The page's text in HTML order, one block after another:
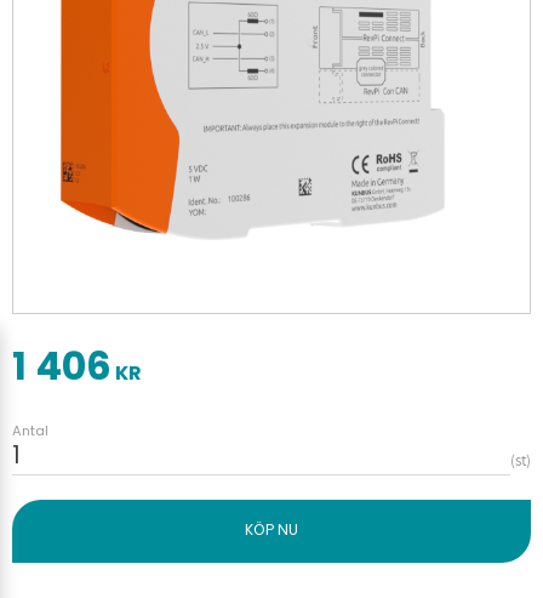
1 406 KR
Antal
st